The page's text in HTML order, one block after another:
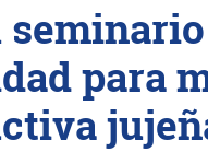
para